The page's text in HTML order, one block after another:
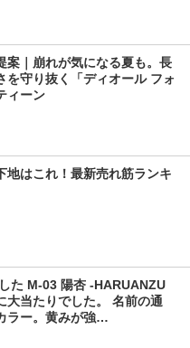
案｜崩れが気になる夏も。長
を守り抜く「ディオール フォ
ィーン
地はこれ！最新売れ筋ランキ
た M-03 陽杏 -HARUANZU
大当たりでした。 名前の通
ラー。黄みが強…